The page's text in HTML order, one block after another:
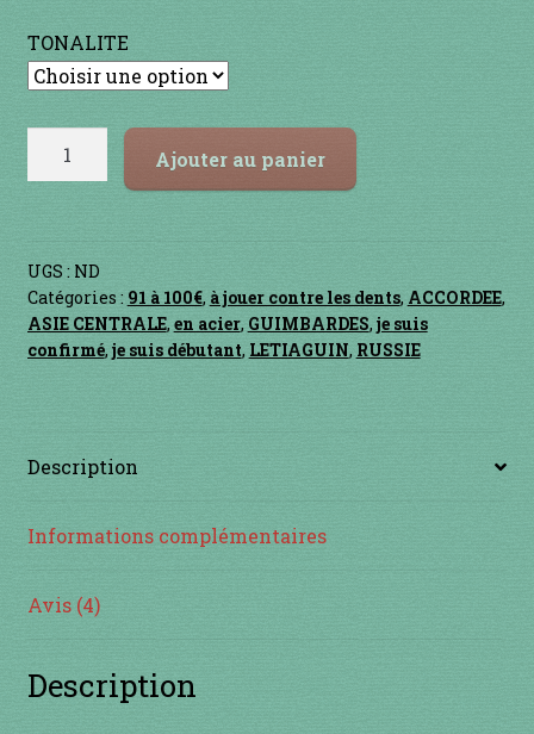
en acier
en bambou
en cuivre
GUIMBARDES
INSTRUMENTS DIVERS
je suis confirmé
je suis débutant
TONALITE
quantité
Ajouter au panier
UGS : ND
Catégories : 91 à 100€, à jouer contre les dents, ACCORDEE,
ASIE CENTRALE, en acier, GUIMBARDES, je suis
confirmé, je suis débutant, LETIAGUIN, RUSSIE
Description
Informations complémentaires
Avis (4)
Description